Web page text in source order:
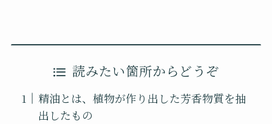
読みたい箇所からどうぞ
精油とは、植物が作り出した芳香物質を抽
出したもの